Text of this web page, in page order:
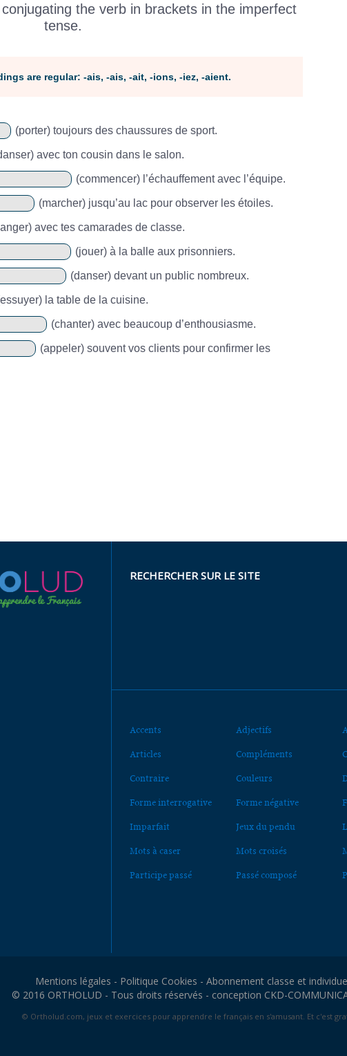
the verb in brackets in the imperfect
tense.
are regular: -ais, -ais, -ait, -ions, -iez, -aient.
(porter) toujours des chaussures de sport.
avec ton cousin dans le salon.
(commencer) l’échauffement avec l’équipe.
(marcher) jusqu’au lac pour observer les étoiles.
avec tes camarades de classe.
(jouer) à la balle aux prisonniers.
(danser) devant un public nombreux.
la table de la cuisine.
(chanter) avec beaucoup d’enthousiasme.
(appeler) souvent vos clients pour confirmer les
RECHERCHER SUR LE SITE
Accents Adjectifs
Articles Compléments
Contraire Couleurs
Forme interrogative Forme négative
Imparfait Jeux du pendu
Mots à caser Mots croisés
Participe passé Passé composé
Mentions légales - Politique Cookies - Abonnement classe et
© 2016 ORTHOLUD - Tous droits réservés - conception CKD-
© Ortholud.com, jeux et exercices pour apprendre le français en s'amusant. Et c'est